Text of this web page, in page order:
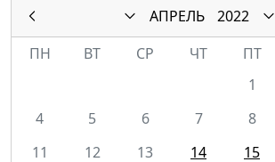
АПРЕЛЬ
2022
ПН
ВТ СР ЧТ ПТ
1
4
5 6 7 8
11
12 13 14 15